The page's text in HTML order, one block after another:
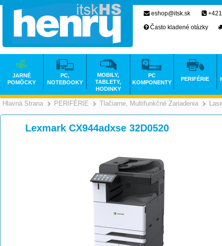
Hlavná Strana >
PERIFÉRIE >
Tlačiarne, Multifunkčné Zariadenia
Lexmark CX944adxse 32D0520
eshop@itsk.sk
Často kladené otázky
JARNÉ
POMÔCKY
PC,
NOTEBOOKY
MOBILY,
TABLETY,
HODINKY
PC
KOMPONENTY
PERIFÉRIE